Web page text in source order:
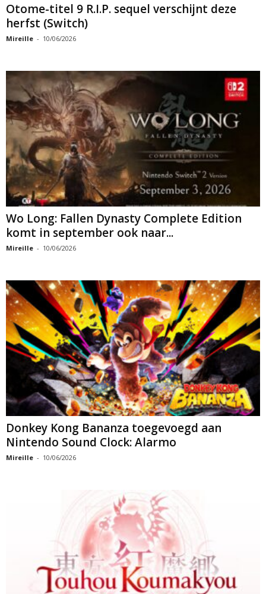
Otome-titel 9 R.I.P. sequel verschijnt deze
herfst (Switch)
Mireille - 10/06/2026
Wo Long: Fallen Dynasty Complete Edition
komt in september ook naar...
Mireille - 10/06/2026
Donkey Kong Bananza toegevoegd aan
Nintendo Sound Clock: Alarmo
Mireille - 10/06/2026